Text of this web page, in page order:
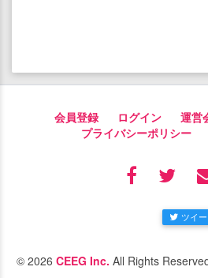
会員登録 ログイン 運営
プライバシーポリシー
ツイ
© 2026 CEEG Inc. All Rights